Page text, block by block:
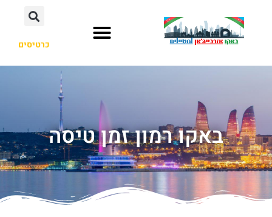
כרטיסים
באקו רמון זמן טיסה